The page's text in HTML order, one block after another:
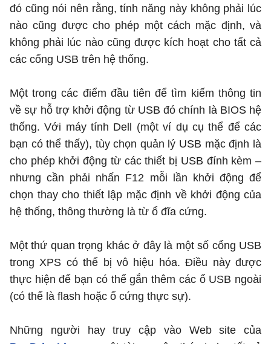
đó cũng nói nên rằng, tính năng này không phải lúc
nào cũng được cho phép một cách mặc định, và
không phải lúc nào cũng được kích hoạt cho tất cả
các cổng USB trên hệ thống.
Một trong các điểm đầu tiên để tìm kiếm thông tin
về sự hỗ trợ khởi động từ USB đó chính là BIOS hệ
thống. Với máy tính Dell (một ví dụ cụ thể để các
bạn có thể thấy), tùy chọn quản lý USB mặc định là
cho phép khởi động từ các thiết bị USB đính kèm –
nhưng cần phải nhấn F12 mỗi lần khởi động để
chọn thay cho thiết lập mặc định về khởi động của
hệ thống, thông thường là từ ổ đĩa cứng.
Một thứ quan trọng khác ở đây là một số cổng USB
trong XPS có thể bị vô hiệu hóa. Điều này được
thực hiện để bạn có thể gắn thêm các ổ USB ngoài
(có thể là flash hoặc ổ cứng thực sự).
Những người hay truy cập vào Web site của